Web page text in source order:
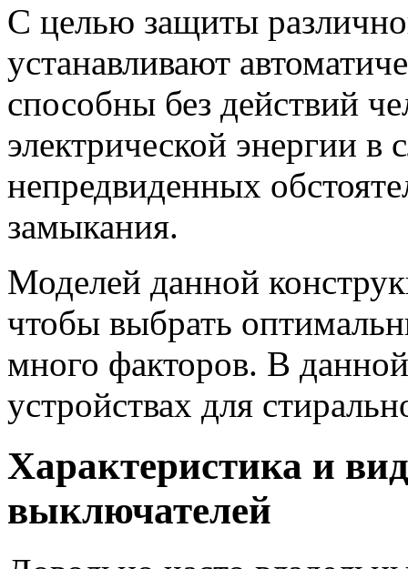
С целью защиты
устанавливают
способны без действий
электрической энергии в
непредвиденных
замыкания.
Моделей данной
чтобы выбрать
много факторов. В
устройствах для
Характеристика и
выключателей